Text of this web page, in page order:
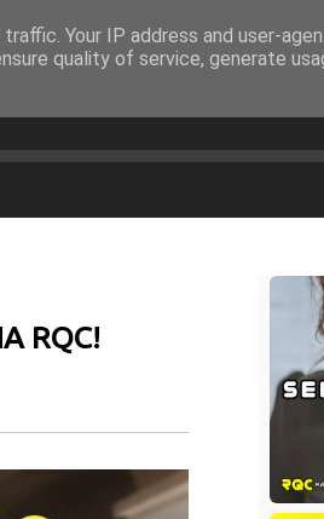
EM DIRETO
RQC!
Your IP address and user-
quality of service, generate